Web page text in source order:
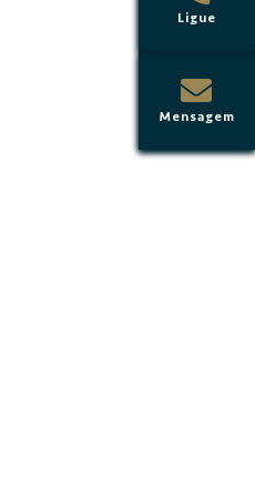
Ligue
Mensagem